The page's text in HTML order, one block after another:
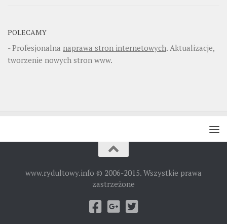
POLECAMY
- Profesjonalna naprawa stron internetowych. Aktualizacje,
tworzenie nowych stron www.
www.rydultowy.info © 2006-2015. Wszystkie prawa
zastrzeżone